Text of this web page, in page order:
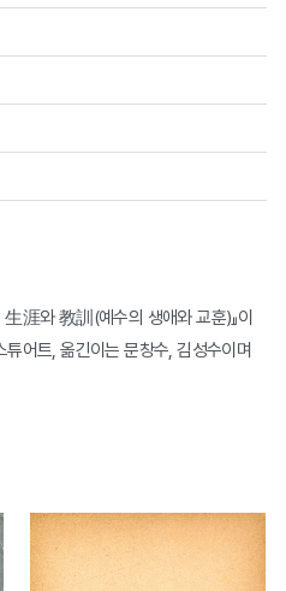
涯와 教訓(예수의 생애와 교훈)』이
어트, 옮긴이는 문창수, 김성수이며